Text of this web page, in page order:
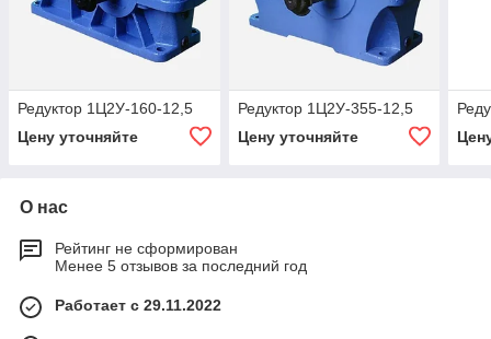
Редуктор 1Ц2У-160-12,5
Цену уточняйте
Редуктор 1Ц2У-355-12,5
Цену уточняйте
О нас
Рейтинг не сформирован
Менее 5 отзывов за последний год
Работает с 29.11.2022